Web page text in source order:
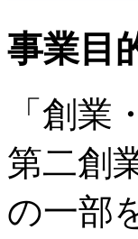
事業目
「創
第二創
の一部